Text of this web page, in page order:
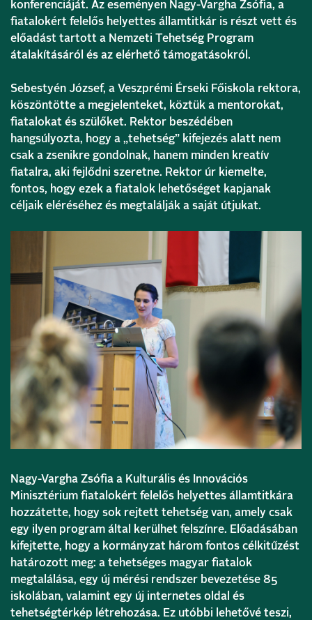
konferenciáját. Az eseményen Nagy-Vargha Zsófia, a
fiatalokért felelős helyettes államtitkár is részt vett és
előadást tartott a Nemzeti Tehetség Program
átalakításáról és az elérhető támogatásokról.
Sebestyén József, a Veszprémi Érseki Főiskola rektora,
köszöntötte a megjelenteket, köztük a mentorokat,
fiatalokat és szülőket. Rektor beszédében
hangsúlyozta, hogy a „tehetség” kifejezés alatt nem
csak a zsenikre gondolnak, hanem minden kreatív
fiatalra, aki fejlődni szeretne. Rektor úr kiemelte,
fontos, hogy ezek a fiatalok lehetőséget kapjanak
céljaik eléréséhez és megtalálják a saját útjukat.
Nagy-Vargha Zsófia a Kulturális és Innovációs
Minisztérium fiatalokért felelős helyettes államtitkára
hozzátette, hogy sok rejtett tehetség van, amely csak
egy ilyen program által kerülhet felszínre. Előadásában
kifejtette, hogy a kormányzat három fontos célkitűzést
határozott meg: a tehetséges magyar fiatalok
megtalálása, egy új mérési rendszer bevezetése 85
iskolában, valamint egy új internetes oldal és
tehetségtérkép létrehozása. Ez utóbbi lehetővé teszi,